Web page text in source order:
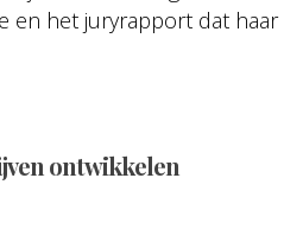
en het juryrapport dat
ontwikkelen